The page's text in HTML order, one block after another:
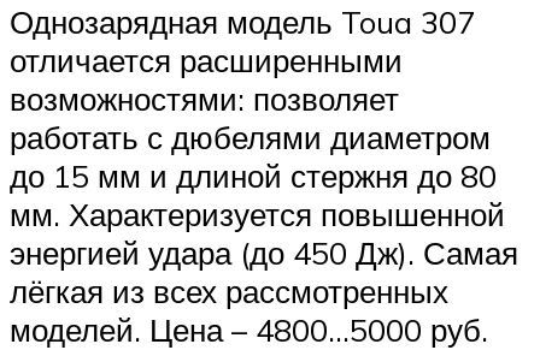
Однозарядная модель Toua 307
отличается расширенными
возможностями: позволяет
работать с дюбелями диаметром
до 15 мм и длиной стержня до 80
мм. Характеризуется повышенной
энергией удара (до 450 Дж). Самая
лёгкая из всех рассмотренных
моделей. Цена – 4800…5000 руб.